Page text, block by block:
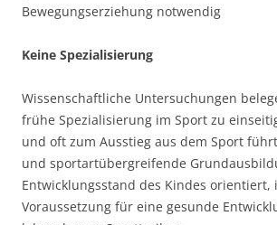
Bewegungserziehung notwendig
Keine Spezialisierung
Wissenschaftliche Untersuchungen
frühe Spezialisierung im Sport zu
und oft zum Ausstieg aus dem Sport
und sportartübergreifende
Entwicklungsstand des Kindes orientiert,
Voraussetzung für eine gesunde